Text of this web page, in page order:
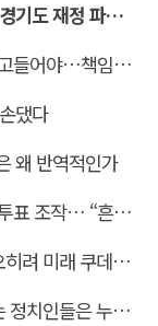
[박주현 작가칼럼] “왜 말 못 하나 … 경기도 재정 파탄의 진짜 원인을”
[이인호 교수 인터뷰] “선관위부터 파고들어야…책임자 직접 고발하라”
댔다
왜 반역적인가
[박다니엘 칼럼] 폭로된 제22대 총선 투표 조작… “흔들리는 가짜 국회의원들”
[박필규 안보칼럼] 통합 사관학교가 오히려 미래 쿠데타의 통로가 되는 이유
[조양건 칼럼] 올림픽공원에 오지 않는 정치인들은 누구인가